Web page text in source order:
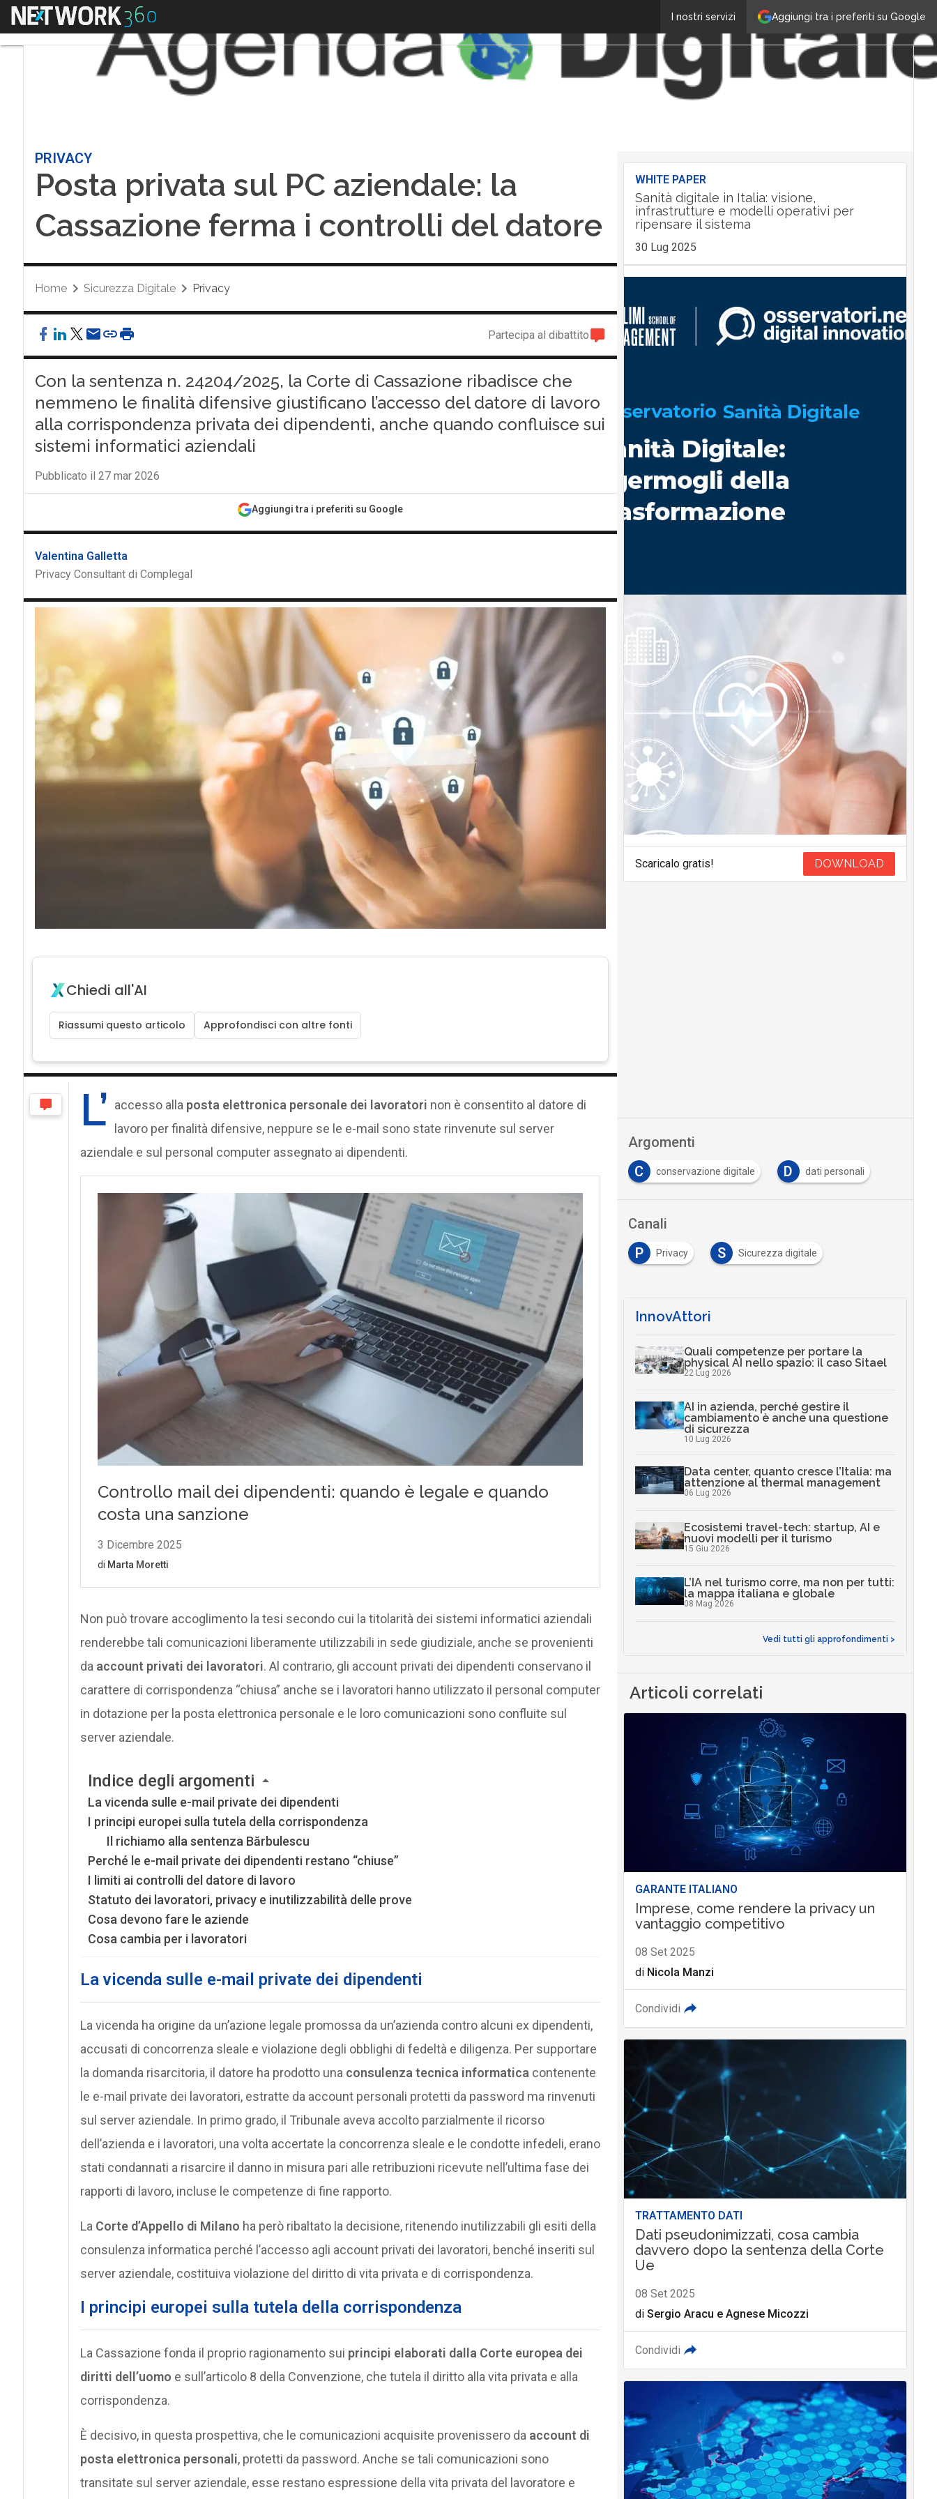
Aggiungi tra i preferiti su Google
I nostri servizi
Menu
PRIVACY
Posta privata sul PC aziendale: la
Cassazione ferma i controlli del datore
Home Sicurezza Digitale Privacy
Partecipa al dibattito
Con la sentenza n. 24204/2025, la Corte di Cassazione ribadisce che
nemmeno le finalità difensive giustificano l’accesso del datore di lavoro
alla corrispondenza privata dei dipendenti, anche quando confluisce sui
sistemi informatici aziendali
Pubblicato il 27 mar 2026
Aggiungi tra i preferiti su Google
Valentina Galletta
Privacy Consultant di Complegal
Chiedi all'AI
Riassumi questo articolo Approfondisci con altre fonti
L’ accesso alla posta elettronica personale dei lavoratori non è consentito al datore di
lavoro per finalità difensive, neppure se le e-mail sono state rinvenute sul server
aziendale e sul personal computer assegnato ai dipendenti.
Non può trovare accoglimento la tesi secondo cui la titolarità dei sistemi informatici aziendali
renderebbe tali comunicazioni liberamente utilizzabili in sede giudiziale, anche se provenienti
da account privati dei lavoratori. Al contrario, gli account privati dei dipendenti conservano il
carattere di corrispondenza “chiusa” anche se i lavoratori hanno utilizzato il personal computer
in dotazione per la posta elettronica personale e le loro comunicazioni sono confluite sul
server aziendale.
Indice degli argomenti
La vicenda sulle e-mail private dei dipendenti
I principi europei sulla tutela della corrispondenza
Il richiamo alla sentenza Bărbulescu
Perché le e-mail private dei dipendenti restano “chiuse”
I limiti ai controlli del datore di lavoro
Statuto dei lavoratori, privacy e inutilizzabilità delle prove
Cosa devono fare le aziende
Cosa cambia per i lavoratori
La vicenda sulle e-mail private dei dipendenti
La vicenda ha origine da un’azione legale promossa da un’azienda contro alcuni ex dipendenti,
accusati di concorrenza sleale e violazione degli obblighi di fedeltà e diligenza. Per supportare
la domanda risarcitoria, il datore ha prodotto una consulenza tecnica informatica contenente
le e-mail private dei lavoratori, estratte da account personali protetti da password ma rinvenuti
sul server aziendale. In primo grado, il Tribunale aveva accolto parzialmente il ricorso
dell’azienda e i lavoratori, una volta accertate la concorrenza sleale e le condotte infedeli, erano
stati condannati a risarcire il danno in misura pari alle retribuzioni ricevute nell’ultima fase dei
rapporti di lavoro, incluse le competenze di fine rapporto.
La Corte d’Appello di Milano ha però ribaltato la decisione, ritenendo inutilizzabili gli esiti della
consulenza informatica perché l’accesso agli account privati dei lavoratori, benché inseriti sul
server aziendale, costituiva violazione del diritto di vita privata e di corrispondenza.
I principi europei sulla tutela della corrispondenza
La Cassazione fonda il proprio ragionamento sui principi elaborati dalla Corte europea dei
diritti dell’uomo e sull’articolo 8 della Convenzione, che tutela il diritto alla vita privata e alla
corrispondenza.
È decisivo, in questa prospettiva, che le comunicazioni acquisite provenissero da account di
posta elettronica personali, protetti da password. Anche se tali comunicazioni sono
transitate sul server aziendale, esse restano espressione della vita privata del lavoratore e
WHITE PAPER
Sanità digitale in Italia: visione,
infrastrutture e modelli operativi per
ripensare il sistema
30 Lug 2025
Scaricalo gratis! DOWNLOAD
Argomenti
C
conservazione digitale D dati personali
Canali
P
Privacy S Sicurezza digitale
InnovAttori
Quali competenze per portare la
physical AI nello spazio: il caso Sitael
22 Lug 2026
AI in azienda, perché gestire il
cambiamento è anche una questione
di sicurezza
10 Lug 2026
Data center, quanto cresce l’Italia: ma
attenzione al thermal management
06 Lug 2026
Ecosistemi travel-tech: startup, AI e
nuovi modelli per il turismo
15 Giu 2026
L’IA nel turismo corre, ma non per tutti:
la mappa italiana e globale
08 Mag 2026
Vedi tutti gli approfondimenti >
Articoli correlati
GARANTE ITALIANO
Imprese, come rendere la privacy un
vantaggio competitivo
08 Set 2025
di Nicola Manzi
Condividi
TRATTAMENTO DATI
Dati pseudonimizzati, cosa cambia
davvero dopo la sentenza della Corte
Ue
08 Set 2025
di Sergio Aracu e Agnese Micozzi
Condividi